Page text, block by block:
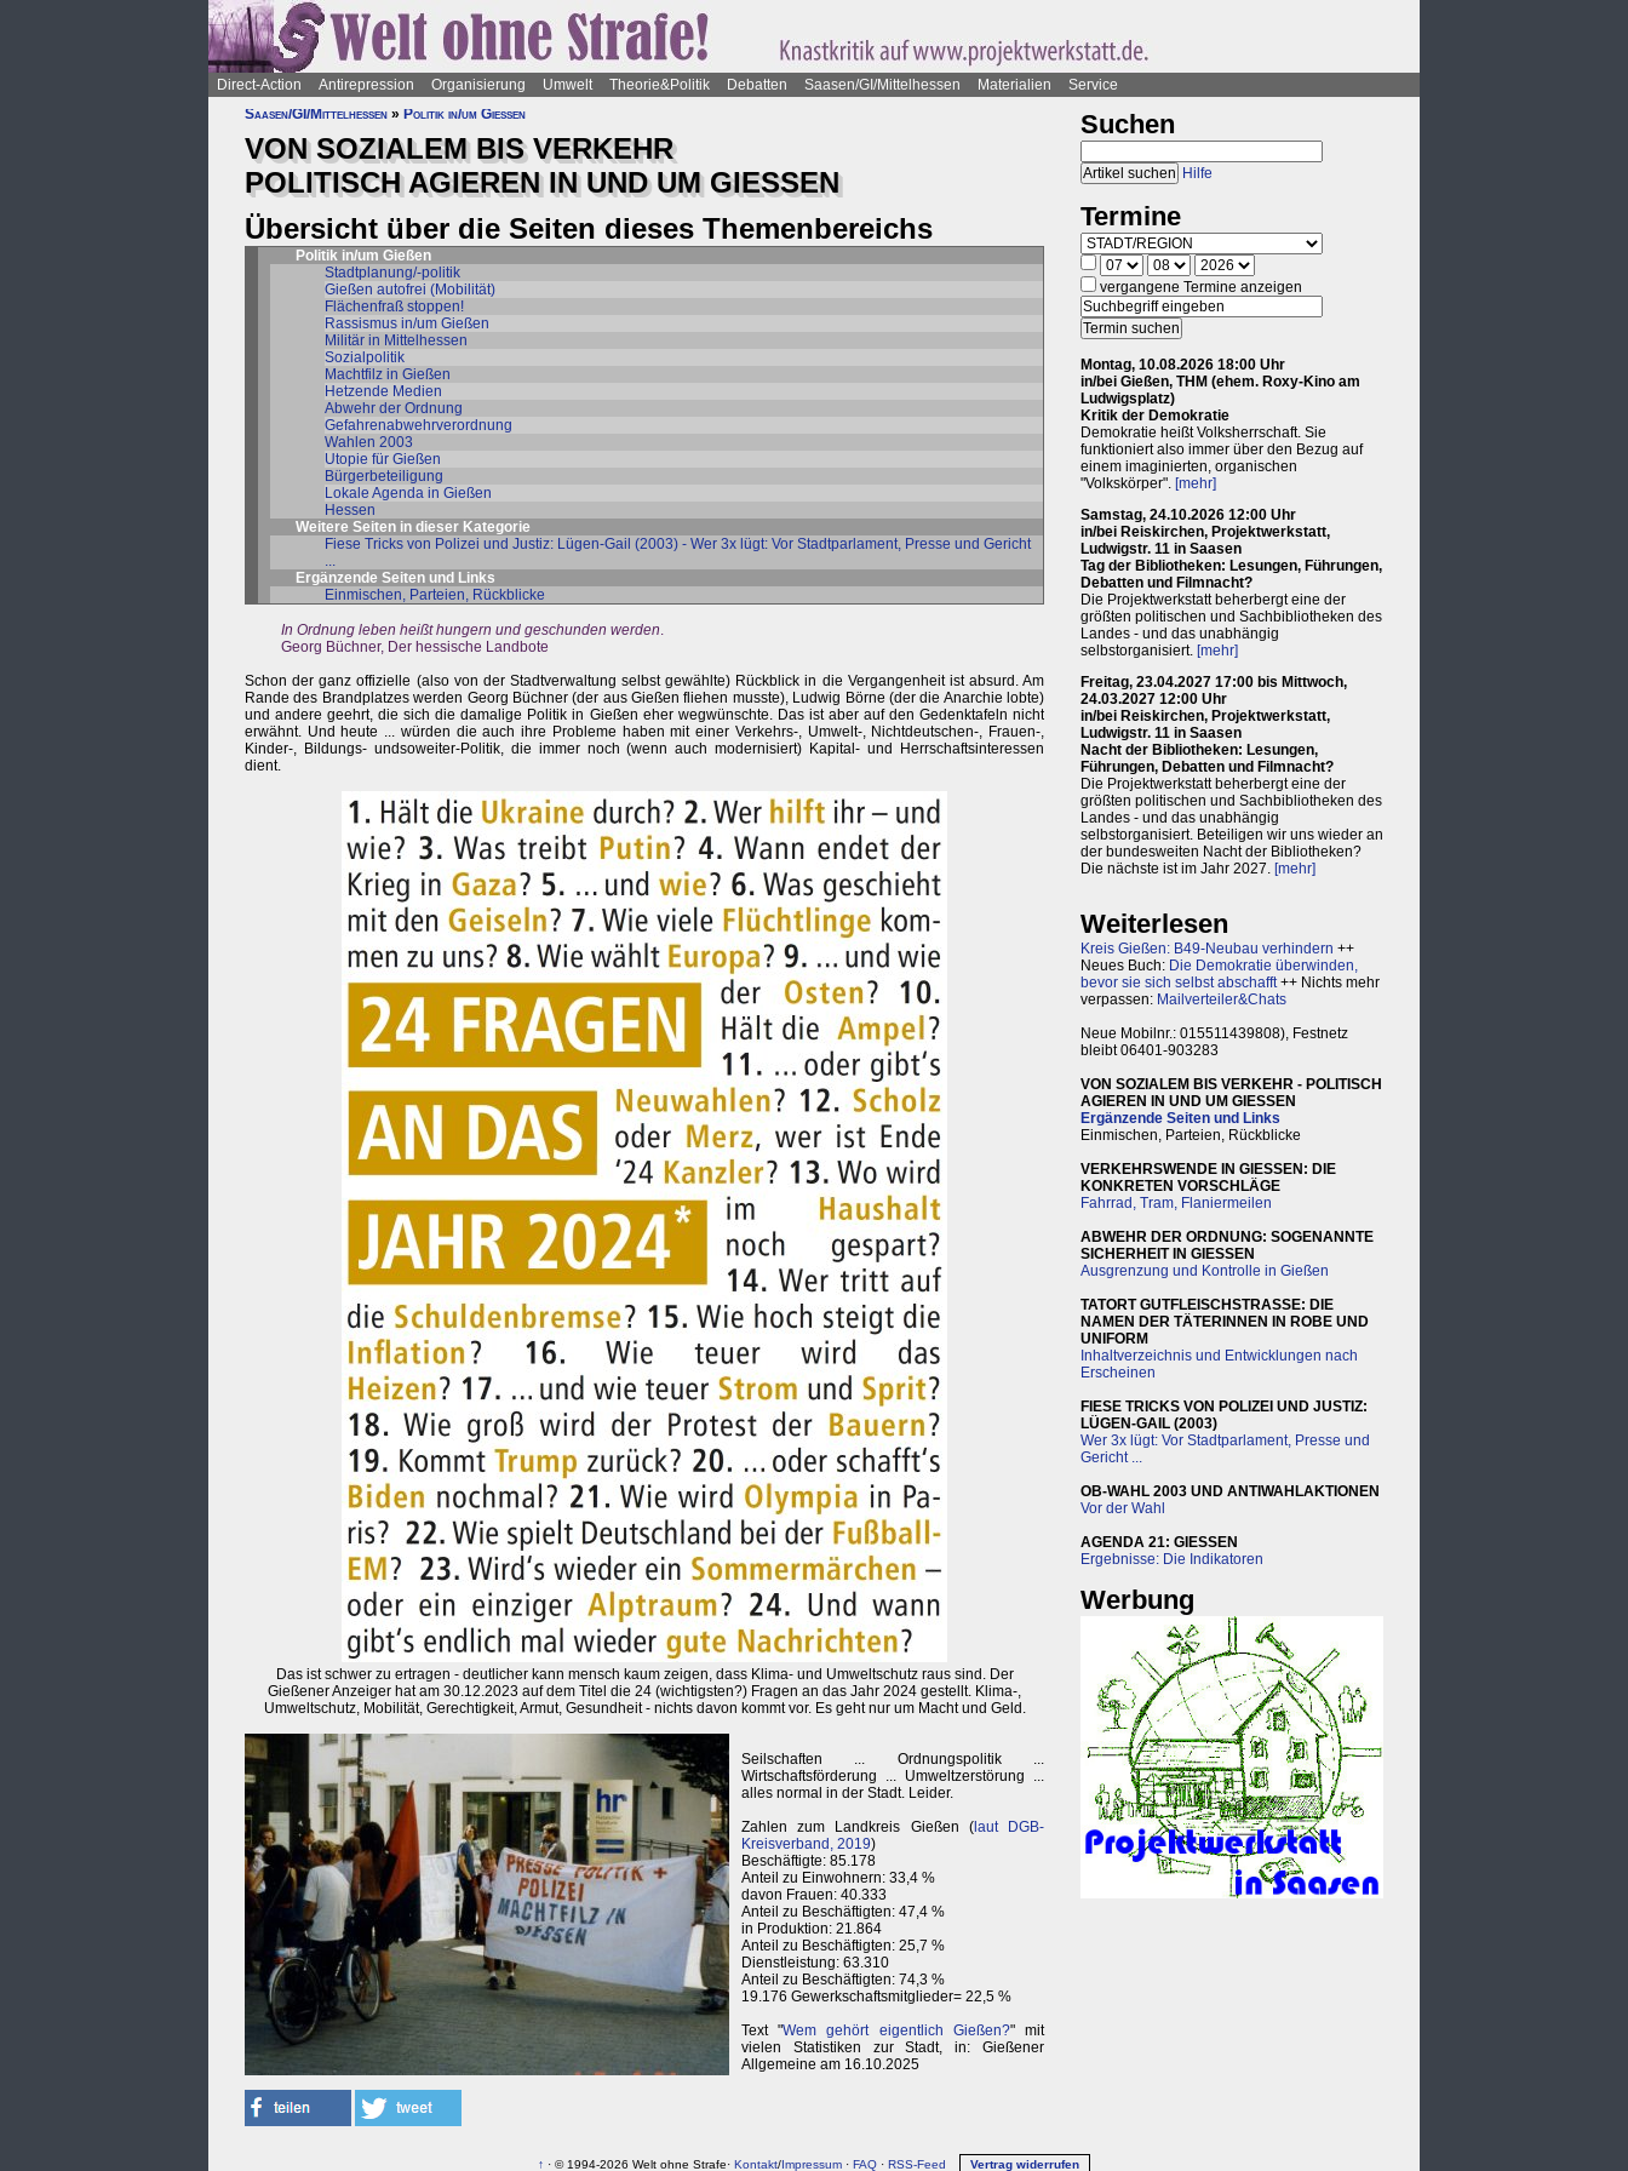
Direct-Action Antirepression Organisierung Umwelt Theorie&Politik Debatten Saasen/GI/Mittelhessen Materialien
Service
Saasen/GI/Mittelhessen » Politik in/um Gießen
VON SOZIALEM BIS VERKEHR
POLITISCH AGIEREN IN UND UM GIESSEN
Übersicht über die Seiten dieses Themenbereichs
Politik in/um Gießen
Stadtplanung/-politik
Gießen autofrei (Mobilität)
Flächenfraß stoppen!
Rassismus in/um Gießen
Militär in Mittelhessen
Sozialpolitik
Machtfilz in Gießen
Hetzende Medien
Abwehr der Ordnung
Gefahrenabwehrverordnung
Wahlen 2003
Utopie für Gießen
Bürgerbeteiligung
Lokale Agenda in Gießen
Hessen
Weitere Seiten in dieser Kategorie
Fiese Tricks von Polizei und Justiz: Lügen-Gail (2003) - Wer 3x lügt: Vor Stadtparlament, Presse und Gericht
...
Ergänzende Seiten und Links
Einmischen, Parteien, Rückblicke
In Ordnung leben heißt hungern und geschunden werden.
Georg Büchner, Der hessische Landbote
Schon der ganz offizielle (also von der Stadtverwaltung selbst gewählte) Rückblick in die Vergangenheit ist absurd. Am
Rande des Brandplatzes werden Georg Büchner (der aus Gießen fliehen musste), Ludwig Börne (der die Anarchie lobte)
und andere geehrt, die sich die damalige Politik in Gießen eher wegwünschte. Das ist aber auf den Gedenktafeln nicht
erwähnt. Und heute ... würden die auch ihre Probleme haben mit einer Verkehrs-, Umwelt-, Nichtdeutschen-, Frauen-,
Kinder-, Bildungs- undsoweiter-Politik, die immer noch (wenn auch modernisiert) Kapital- und Herrschaftsinteressen
dient.
Das ist schwer zu ertragen - deutlicher kann mensch kaum zeigen, dass Klima- und Umweltschutz raus sind. Der
Gießener Anzeiger hat am 30.12.2023 auf dem Titel die 24 (wichtigsten?) Fragen an das Jahr 2024 gestellt. Klima-,
Umweltschutz, Mobilität, Gerechtigkeit, Armut, Gesundheit - nichts davon kommt vor. Es geht nur um Macht und Geld.
Seilschaften ... Ordnungspolitik ...
Wirtschaftsförderung ... Umweltzerstörung ...
alles normal in der Stadt. Leider.
Zahlen zum Landkreis Gießen (laut DGB-
Kreisverband, 2019)
Beschäftigte: 85.178
Anteil zu Einwohnern: 33,4 %
davon Frauen: 40.333
Anteil zu Beschäftigten: 47,4 %
in Produktion: 21.864
Anteil zu Beschäftigten: 25,7 %
Dienstleistung: 63.310
Anteil zu Beschäftigten: 74,3 %
19.176 Gewerkschaftsmitglieder= 22,5 %
Text "Wem gehört eigentlich Gießen?" mit
vielen Statistiken zur Stadt, in: Gießener
Allgemeine am 16.10.2025
Suchen
Hilfe
Termine
vergangene Termine anzeigen
Montag, 10.08.2026 18:00 Uhr
in/bei Gießen, THM (ehem. Roxy-Kino am
Ludwigsplatz)
Kritik der Demokratie
Demokratie heißt Volksherrschaft. Sie
funktioniert also immer über den Bezug auf
einem imaginierten, organischen
"Volkskörper". [mehr]
Samstag, 24.10.2026 12:00 Uhr
in/bei Reiskirchen, Projektwerkstatt,
Ludwigstr. 11 in Saasen
Tag der Bibliotheken: Lesungen, Führungen,
Debatten und Filmnacht?
Die Projektwerkstatt beherbergt eine der
größten politischen und Sachbibliotheken des
Landes - und das unabhängig
selbstorganisiert. [mehr]
Freitag, 23.04.2027 17:00 bis Mittwoch,
24.03.2027 12:00 Uhr
in/bei Reiskirchen, Projektwerkstatt,
Ludwigstr. 11 in Saasen
Nacht der Bibliotheken: Lesungen,
Führungen, Debatten und Filmnacht?
Die Projektwerkstatt beherbergt eine der
größten politischen und Sachbibliotheken des
Landes - und das unabhängig
selbstorganisiert. Beteiligen wir uns wieder an
der bundesweiten Nacht der Bibliotheken?
Die nächste ist im Jahr 2027. [mehr]
Weiterlesen
Kreis Gießen: B49-Neubau verhindern ++
Neues Buch: Die Demokratie überwinden,
bevor sie sich selbst abschafft++ Nichts mehr
verpassen: Mailverteiler&Chats
Neue Mobilnr.: 015511439808), Festnetz
bleibt 06401-903283
VON SOZIALEM BIS VERKEHR - POLITISCH
AGIEREN IN UND UM GIESSEN
Ergänzende Seiten und Links
Einmischen, Parteien, Rückblicke
VERKEHRSWENDE IN GIESSEN: DIE
KONKRETEN VORSCHLÄGE
Fahrrad, Tram, Flaniermeilen
ABWEHR DER ORDNUNG: SOGENANNTE
SICHERHEIT IN GIESSEN
Ausgrenzung und Kontrolle in Gießen
TATORT GUTFLEISCHSTRASSE: DIE
NAMEN DER TÄTERINNEN IN ROBE UND
UNIFORM
Inhaltverzeichnis und Entwicklungen nach
Erscheinen
FIESE TRICKS VON POLIZEI UND JUSTIZ:
LÜGEN-GAIL (2003)
Wer 3x lügt: Vor Stadtparlament, Presse und
Gericht ...
OB-WAHL 2003 UND ANTIWAHLAKTIONEN
Vor der Wahl
AGENDA 21: GIESSEN
Ergebnisse: Die Indikatoren
Werbung
↑ · © 1994-2026 Welt ohne Strafe· Kontakt/Impressum · FAQ · RSS-Feed Vertrag widerrufen